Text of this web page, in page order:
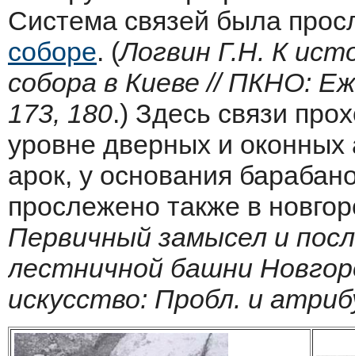
Система связей была
соборе. (Логвин Г.Н. К
собора в Киеве // ПКНО:
173, 180.) Здесь связи
уровне дверных и
арок, у основания
прослежено также в
Первичный замысел и
лестничной башни
искусство: Пробл. и